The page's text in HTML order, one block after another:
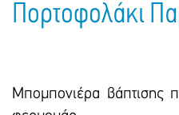
Πορτοφολάκι
Μπομπονιέρα βάπτισης